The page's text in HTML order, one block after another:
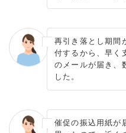
再引き落とし期間
付するから、早く
のメールが届き、
した。
催促の振込用紙が